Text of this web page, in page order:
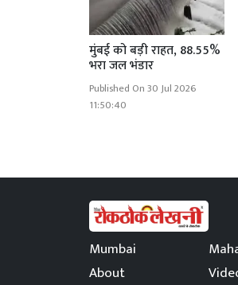
मुंबई को बड़ी राहत, 88.55%
भरा जल भंडार
Published On 30 Jul 2026
11:50:40
Mumbai
About